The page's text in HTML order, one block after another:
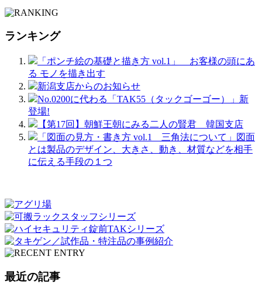
ランキング
「ポンチ絵の基礎と描き方 vol.1」 お客様の頭にあ
る モノを描き出す
新潟支店からのお知らせ
No.0200に代わる「TAK55（タックゴーゴー）」新
登場!
【第17回】朝鮮王朝にみる二人の賢君 韓国支店
「図面の見方・書き方 vol.1 三角法について」図面
とは製品のデザイン、大きさ、動き、材質などを相手
に伝える手段の１つ
最近の記事